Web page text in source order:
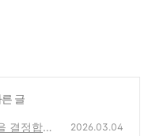
글
결정합니
2026.03.04